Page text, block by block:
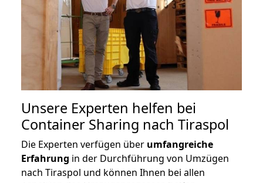
Unsere Experten helfen bei
Container Sharing nach Tiraspol
Die Experten verfügen über umfangreiche
Erfahrung in der Durchführung von Umzügen
nach Tiraspol und können Ihnen bei allen